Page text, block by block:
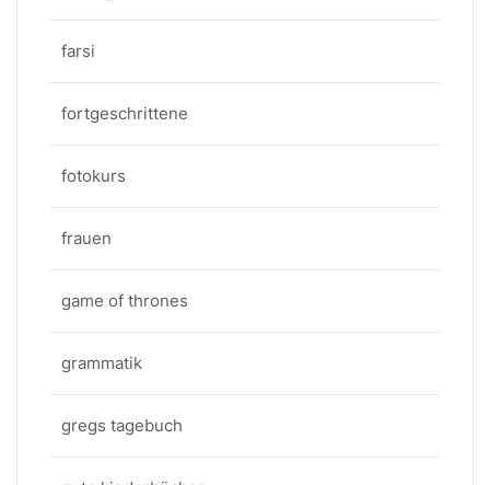
farsi
fortgeschrittene
fotokurs
frauen
game of thrones
grammatik
gregs tagebuch